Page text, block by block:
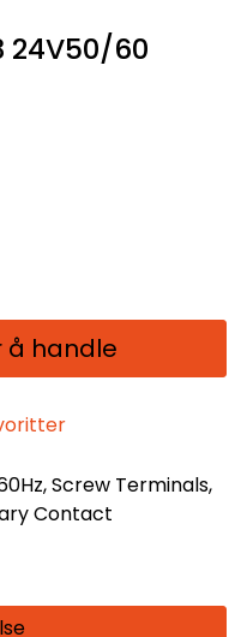
24V50/60
å handle
Screw Terminals,
Contact